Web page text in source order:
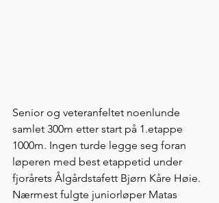
Senior og veteranfeltet noenlunde
samlet 300m etter start på 1.etappe
1000m. Ingen turde legge seg foran
løperen med best etappetid under
fjorårets Ålgårdstafett Bjørn Kåre Høie.
Nærmest fulgte juniorløper Matas